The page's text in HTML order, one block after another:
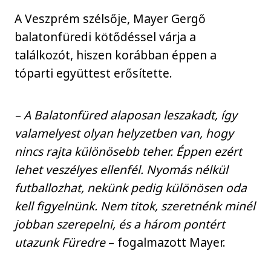
A Veszprém szélsője, Mayer Gergő
balatonfüredi kötődéssel várja a
találkozót, hiszen korábban éppen a
tóparti együttest erősítette.
– A Balatonfüred alaposan leszakadt, így
valamelyest olyan helyzetben van, hogy
nincs rajta különösebb teher. Éppen ezért
lehet veszélyes ellenfél. Nyomás nélkül
futballozhat, nekünk pedig különösen oda
kell figyelnünk. Nem titok, szeretnénk minél
jobban szerepelni, és a három pontért
utazunk Füredre– fogalmazott Mayer.